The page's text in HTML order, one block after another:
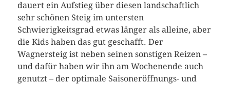
dauert ein Aufstieg über diesen landschaftlich
sehr schönen Steig im untersten
Schwierigkeitsgrad etwas länger als alleine, aber
die Kids haben das gut geschafft. Der
Wagnersteig ist neben seinen sonstigen Reizen –
und dafür haben wir ihn am Wochenende auch
genutzt – der optimale Saisoneröffnungs- und